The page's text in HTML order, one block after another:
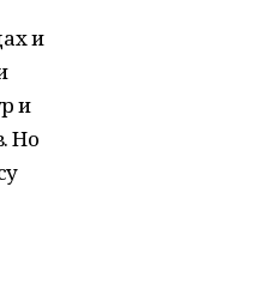
и
и
Но